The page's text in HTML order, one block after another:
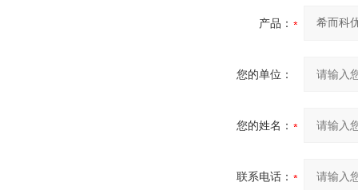
产品：
您的单位：
您的姓名：
联系电话：